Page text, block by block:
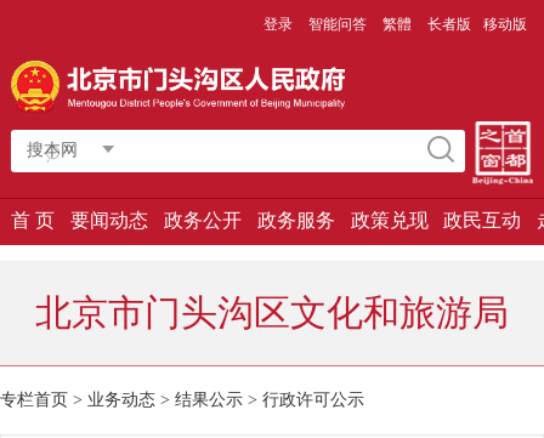
登录 智能问答 繁體 长者版 移动版
搜本网
首 页 要闻动态 政务公开 政务服务 政策兑现 政民互动
北京市门头沟区文化和旅游局
专栏首页 > 业务动态 > 结果公示 > 行政许可公示